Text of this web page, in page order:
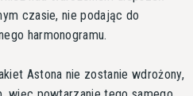
czasie, nie podając do
harmonogramu.
Astona nie zostanie wdrożony,